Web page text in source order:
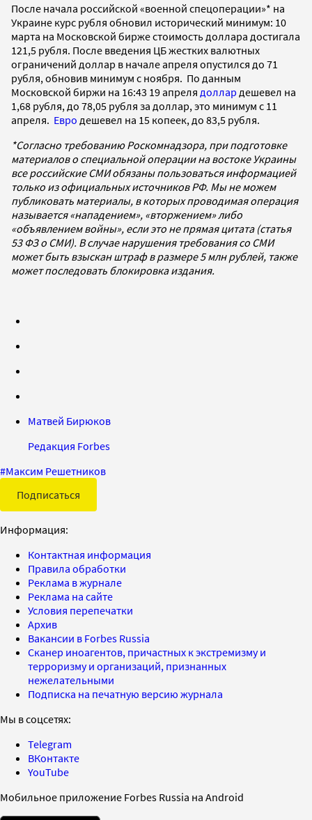
После начала российской «военной спецоперации»* на
Украине курс рубля обновил исторический минимум: 10
марта на Московской бирже стоимость доллара достигала
121,5 рубля. После введения ЦБ жестких валютных
ограничений доллар в начале апреля опустился до 71
рубля, обновив минимум с ноября. По данным
Московской биржи на 16:43 19 апреля доллар дешевел на
1,68 рубля, до 78,05 рубля за доллар, это минимум с 11
апреля. Евро дешевел на 15 копеек, до 83,5 рубля.
*Согласно требованию Роскомнадзора, при подготовке
материалов о специальной операции на востоке Украины
все российские СМИ обязаны пользоваться информацией
только из официальных источников РФ. Мы не можем
публиковать материалы, в которых проводимая операция
называется «нападением», «вторжением» либо
«объявлением войны», если это не прямая цитата (статья
53 ФЗ о СМИ). В случае нарушения требования со СМИ
может быть взыскан штраф в размере 5 млн рублей, также
может последовать блокировка издания.
Матвей Бирюков
Редакция Forbes
#Максим Решетников
Подписаться
Информация:
Контактная информация
Правила обработки
Реклама в журнале
Реклама на сайте
Условия перепечатки
Архив
Вакансии в Forbes Russia
Сканер иноагентов, причастных к экстремизму и
терроризму и организаций, признанных
нежелательными
Подписка на печатную версию журнала
Мы в соцсетях:
Telegram
ВКонтакте
YouTube
Мобильное приложение Forbes Russia на Android